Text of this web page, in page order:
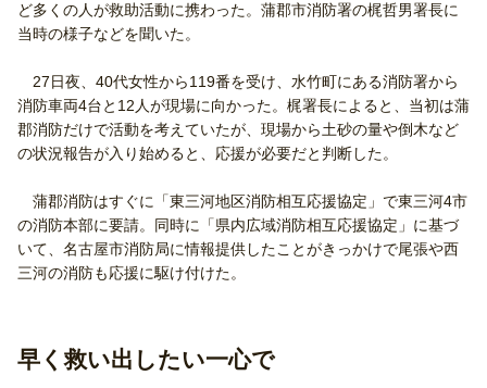
ど多くの人が救助活動に携わった。蒲郡市消防署の梶哲男署長に
当時の様子などを聞いた。
27日夜、40代女性から119番を受け、水竹町にある消防署から
消防車両4台と12人が現場に向かった。梶署長によると、当初は蒲
郡消防だけで活動を考えていたが、現場から土砂の量や倒木など
の状況報告が入り始めると、応援が必要だと判断した。
蒲郡消防はすぐに「東三河地区消防相互応援協定」で東三河4市
の消防本部に要請。同時に「県内広域消防相互応援協定」に基づ
いて、名古屋市消防局に情報提供したことがきっかけで尾張や西
三河の消防も応援に駆け付けた。
早く救い出したい一心で